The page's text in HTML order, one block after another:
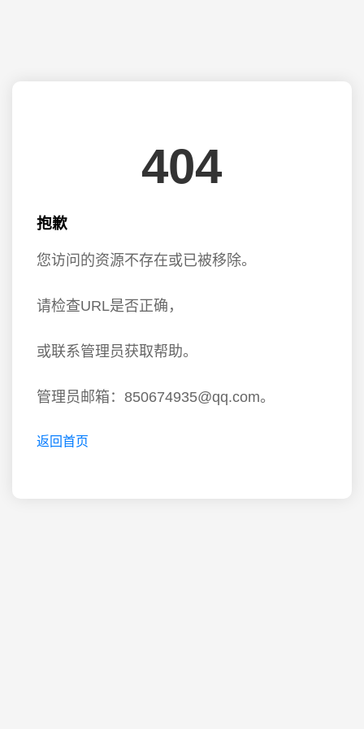
404
抱歉
您访问的资源不存在或已被移除。
请检查URL是否正确，
或联系管理员获取帮助。
管理员邮箱：850674935@qq.com。
返回首页